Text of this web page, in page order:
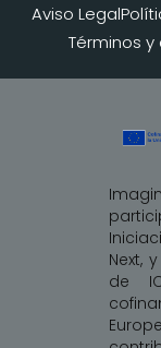
Aviso Legal
Términos
Next,
de